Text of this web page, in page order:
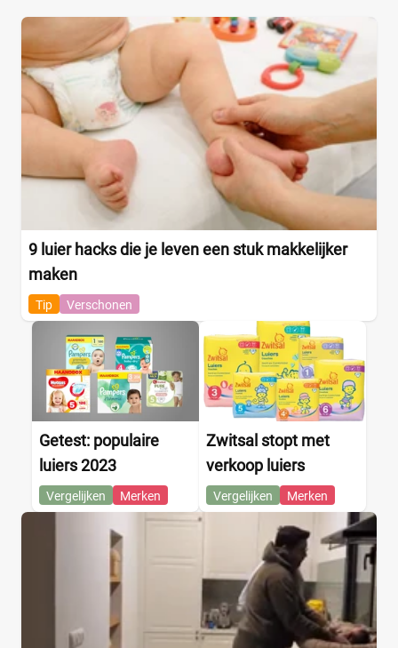
9 luier hacks die je leven een stuk makkelijker
maken
Tip Verschonen
Getest: populaire
luiers 2023
Vergelijken Merken
Zwitsal stopt met
verkoop luiers
Vergelijken Merken